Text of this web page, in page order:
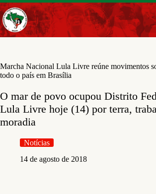
Pular
para
o
conteúdo
Marcha Nacional Lula Livre reúne movimentos
todo o país em Brasília
O mar de povo ocupou Distrito
Lula Livre hoje (14) por terra,
moradia
Notícias
14 de agosto de 2018